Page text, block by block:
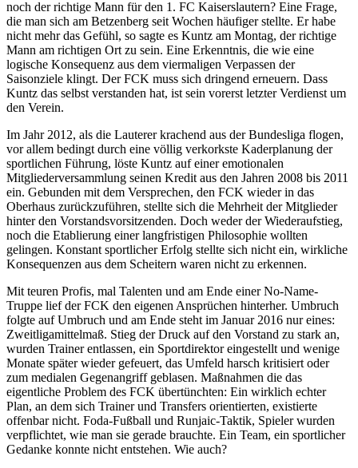
noch der richtige Mann für den 1. FC Kaiserslautern? Eine Frage,
die man sich am Betzenberg seit Wochen häufiger stellte. Er habe
nicht mehr das Gefühl, so sagte es Kuntz am Montag, der richtige
Mann am richtigen Ort zu sein. Eine Erkenntnis, die wie eine
logische Konsequenz aus dem viermaligen Verpassen der
Saisonziele klingt. Der FCK muss sich dringend erneuern. Dass
Kuntz das selbst verstanden hat, ist sein vorerst letzter Verdienst um
den Verein.
Im Jahr 2012, als die Lauterer krachend aus der Bundesliga flogen,
vor allem bedingt durch eine völlig verkorkste Kaderplanung der
sportlichen Führung, löste Kuntz auf einer emotionalen
Mitgliederversammlung seinen Kredit aus den Jahren 2008 bis 2011
ein. Gebunden mit dem Versprechen, den FCK wieder in das
Oberhaus zurückzuführen, stellte sich die Mehrheit der Mitglieder
hinter den Vorstandsvorsitzenden. Doch weder der Wiederaufstieg,
noch die Etablierung einer langfristigen Philosophie wollten
gelingen. Konstant sportlicher Erfolg stellte sich nicht ein, wirkliche
Konsequenzen aus dem Scheitern waren nicht zu erkennen.
Mit teuren Profis, mal Talenten und am Ende einer No-Name-
Truppe lief der FCK den eigenen Ansprüchen hinterher. Umbruch
folgte auf Umbruch und am Ende steht im Januar 2016 nur eines:
Zweitligamittelmaß. Stieg der Druck auf den Vorstand zu stark an,
wurden Trainer entlassen, ein Sportdirektor eingestellt und wenige
Monate später wieder gefeuert, das Umfeld harsch kritisiert oder
zum medialen Gegenangriff geblasen. Maßnahmen die das
eigentliche Problem des FCK übertünchten: Ein wirklich echter
Plan, an dem sich Trainer und Transfers orientierten, existierte
offenbar nicht. Foda-Fußball und Runjaic-Taktik, Spieler wurden
verpflichtet, wie man sie gerade brauchte. Ein Team, ein sportlicher
Gedanke konnte nicht entstehen. Wie auch?